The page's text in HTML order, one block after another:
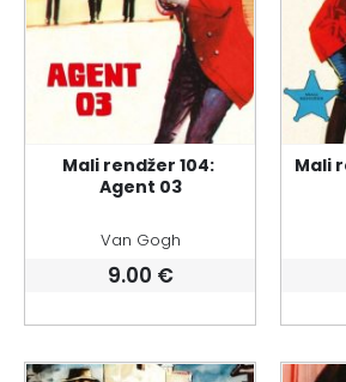
Mali rendžer 104:
Agent 03
Van Gogh
9.00 €
Mali